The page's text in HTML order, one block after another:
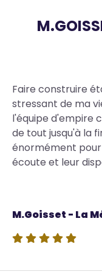
Body
Faire construire
stressant de ma
l'équipe d'empire
de tout jusqu'à la
énormément
écoute et leur
Source
M.Goisset - La